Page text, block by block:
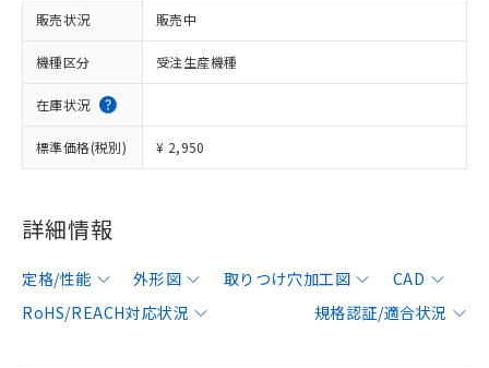
販売状況 販売中
機種区分 受注生産機種
在庫状況
標準価格(税別) ¥ 2,950
詳細情報
定格/性能 外形図 取りつけ穴加工図
CAD
RoHS/REACH対応状況
規格認証/適合状況